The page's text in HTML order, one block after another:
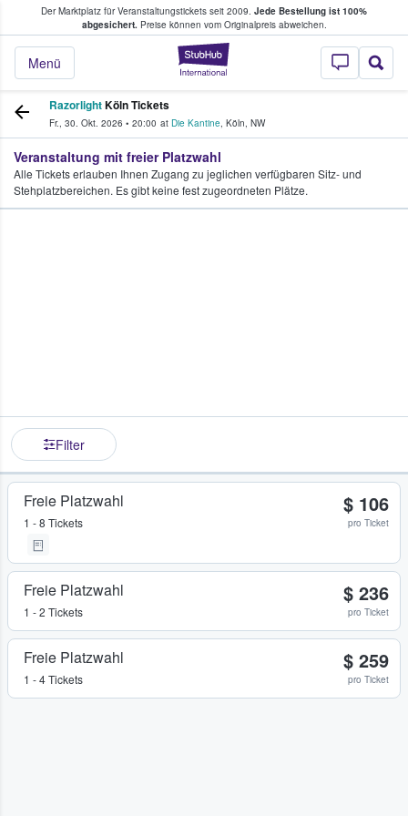
Der Marktplatz für Veranstaltungstickets seit 2009. Jede Bestellung ist 100%
abgesichert.Preise können vom Originalpreis abweichen.
StubHub - Wo
Menü
Tickets kaufen & verkaufen
RazorlightKöln Tickets
Fr., 30. Okt. 2026 • 20:00 at Die Kantine, Köln, NW
Veranstaltung mit freier Platzwahl
Alle Tickets erlauben Ihnen Zugang zu jeglichen verfügbaren Sitz- und
Stehplatzbereichen. Es gibt keine fest zugeordneten Plätze.
Filter
Freie Platzwahl
1 - 8 Tickets
$ 106
pro Ticket
Freie Platzwahl
1 - 2 Tickets
$ 236
pro Ticket
Freie Platzwahl
1 - 4 Tickets
$ 259
pro Ticket